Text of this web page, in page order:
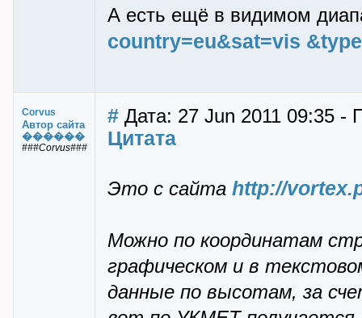
А есть ещё в видимом
country=eu&sat=vis
Corvus
Автор сайта
������
###Corvus###
# Дата: 27 Jun 2011 09:35 -
Цитата
Это с сайта http://
Можно по координатам
графическом и в
данные по высотам, за